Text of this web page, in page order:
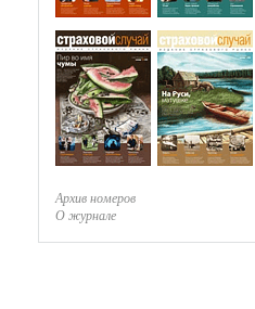
Архив номеров
О журнале